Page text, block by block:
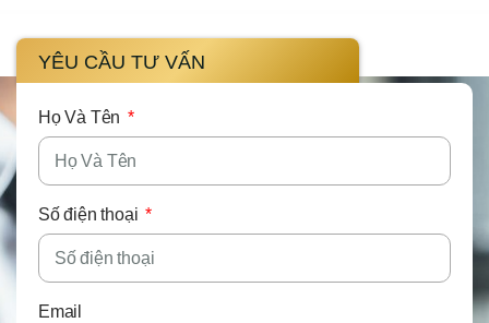
YÊU CẦU TƯ VẤN
Họ Và Tên
Số điện thoại
Email